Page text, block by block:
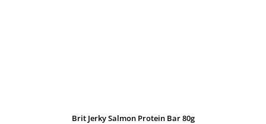
Brit Jerky Salmon Protein Bar 80g